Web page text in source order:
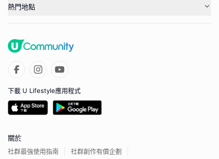
熱門地點
下載 U Lifestyle應用程式
關於
社群最強使用指南 社群創作有價企劃